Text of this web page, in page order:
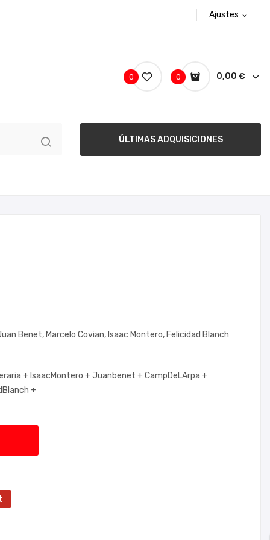
Ajustes expand_more
0 0,00 €
0
ÚLTIMAS ADQUISICIONES
Benet, Marcelo Covian, Isaac Montero, Felicidad Blanch
+ IsaacMontero +Juanbenet +CampDeLArpa +
+